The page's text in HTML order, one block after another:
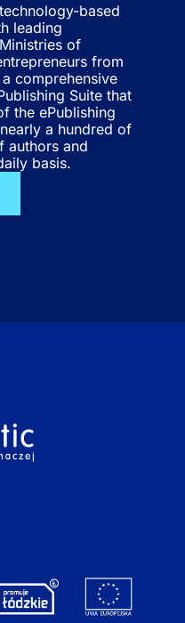
based
leading
of
from
comprehensive
Suite that
the ePublishing
a hundred of
authors and
basis.